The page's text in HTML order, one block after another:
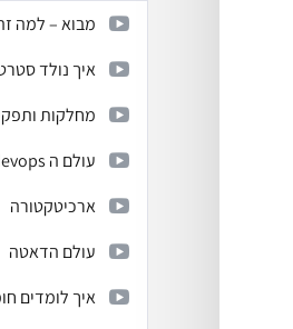
מבוא – למה
איך נולד
מחלקות
עולם ה devops
ארכיטקטורה
עולם הדאטה
איך לומדים